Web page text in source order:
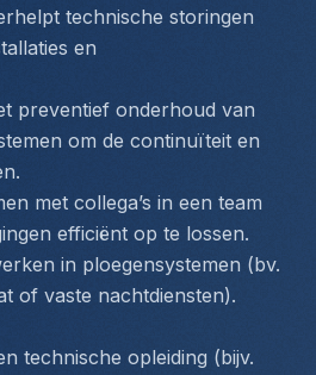
technische storingen
en
preventief onderhoud van
om de continuïteit en
met collega’s in een team
efficiënt op te lossen.
in ploegensystemen (bv.
of vaste nachtdiensten).
technische opleiding (bijv.